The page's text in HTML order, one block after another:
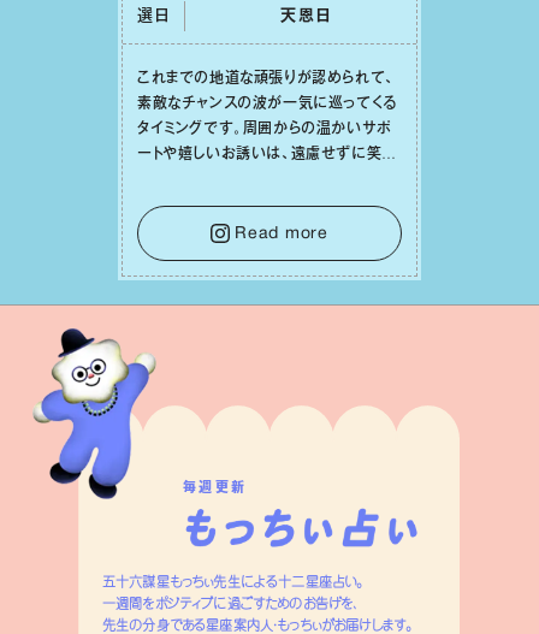
選日 天恩⽇
これまでの地道な頑張りが認められて、
素敵なチャンスの波が⼀気に巡ってくる
タイミングです。周囲からの温かいサポ
ートや嬉しいお誘いは、遠慮せずに笑顔
せになっていくイメージを持って⼀歩を
踏み出して。⼀⼈⼀⼈の良いところが混
ざり合い、ハッピーな未来が形作られて
いきます。
Read more
毎週更新
五十六謀星もっちぃ先生による十二星座占い。
一週間をポジティブに過ごすためのお告げを、
先生の分身である星座案内人・もっちぃがお届けします。